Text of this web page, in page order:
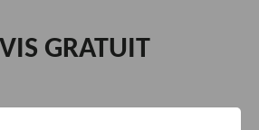
GRATUIT